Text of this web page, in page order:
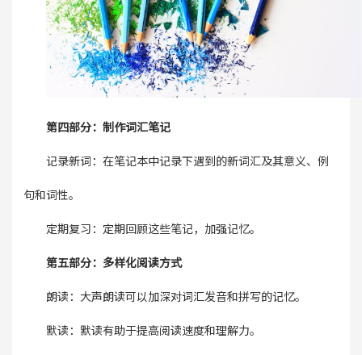
第四部分：制作词汇笔记
记录新词：在笔记本中记录下遇到的新词汇及其意义、例
句和词性。
定期复习：定期回顾这些笔记，加强记忆。
第五部分：多样化阅读方式
朗读：大声朗读可以加深对词汇发音和拼写的记忆。
默读：默读有助于提高阅读速度和理解力。